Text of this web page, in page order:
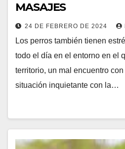
MASAJES
24 DE FEBRERO DE 2024
Los perros también tienen
todo el día en el entorno en el
territorio, un mal encuentro
situación inquietante con la…